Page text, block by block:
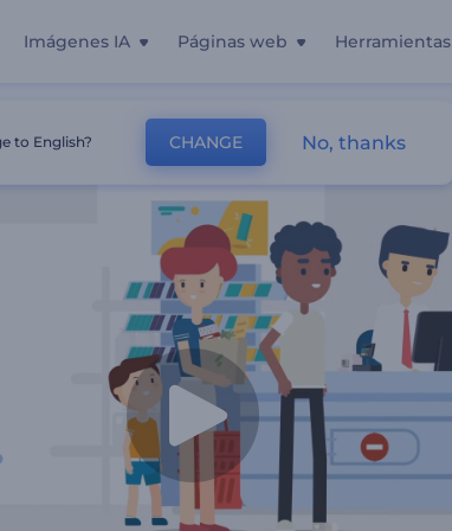
Imágenes IA Páginas web Herramientas
to English? CHANGE No, thanks